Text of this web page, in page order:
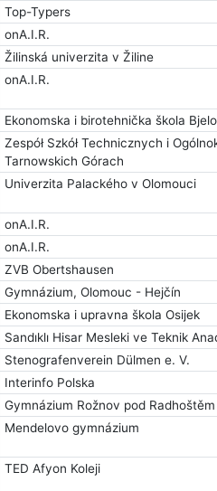
Top-Typers
onA.I.R.
Žilinská univerzita v Žiline
onA.I.R.
Ekonomska i birotehnička škola
Zespół Szkół Technicznych i
Tarnowskich Górach
Univerzita Palackého v Olomouci
onA.I.R.
onA.I.R.
ZVB Obertshausen
Gymnázium, Olomouc - Hejčín
Ekonomska i upravna škola Osijek
Sandıklı Hisar Mesleki ve Teknik
Stenografenverein Dülmen e. V.
Interinfo Polska
Gymnázium Rožnov pod Radhoštěm
Mendelovo gymnázium
TED Afyon Koleji